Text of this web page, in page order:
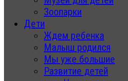
Зоопарки
Дети
Ждем ребенка
Малыш родился
Мы уже большие
Развитие детей